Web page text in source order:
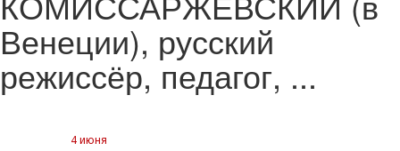
Венеции), русский
режиссёр, педагог, ...
4 июня